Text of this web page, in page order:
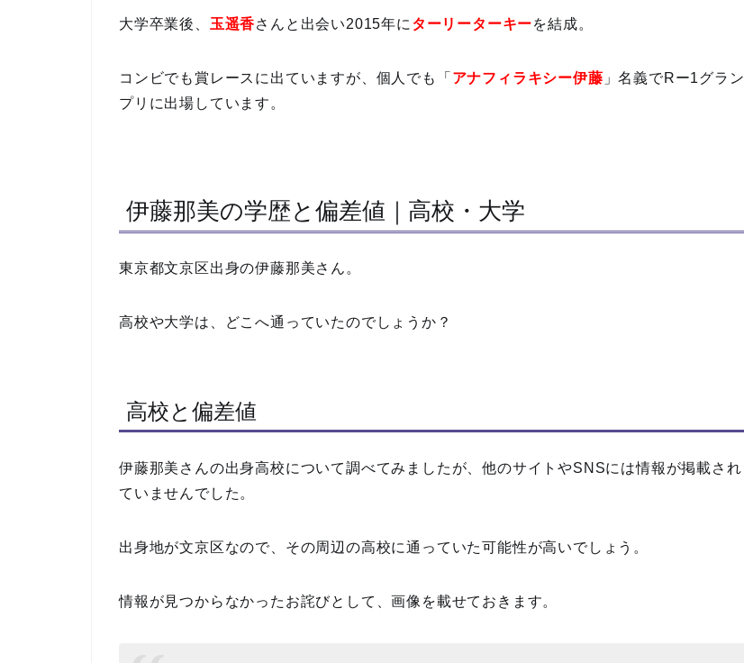
大学卒業後、 玉遥香さんと出会い2015年に ターリーターキーを結成。
コンビでも賞レースに出ていますが、個人でも「 アナフィラキシー伊藤 」名義でRー1グラン
プリに出場しています。
伊藤那美の学歴と偏差値｜高校・大学
東京都文京区出身の伊藤那美さん。
高校や大学は、どこへ通っていたのでしょうか？
高校と偏差値
伊藤那美さんの出身高校について調べてみましたが、他のサイトやSNSには情報が掲載され
ていませんでした。
出身地が文京区なので、その周辺の高校に通っていた可能性が高いでしょう。
情報が見つからなかったお詫びとして、画像を載せておきます。